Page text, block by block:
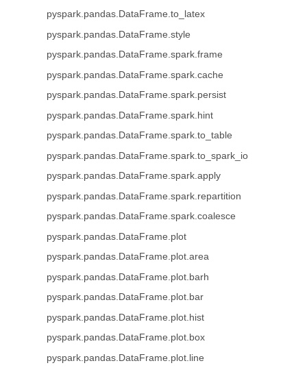
pyspark.pandas.DataFrame.to_latex
pyspark.pandas.DataFrame.style
pyspark.pandas.DataFrame.spark.frame
pyspark.pandas.DataFrame.spark.cache
pyspark.pandas.DataFrame.spark.persist
pyspark.pandas.DataFrame.spark.hint
pyspark.pandas.DataFrame.spark.to_table
pyspark.pandas.DataFrame.spark.to_spark_io
pyspark.pandas.DataFrame.spark.apply
pyspark.pandas.DataFrame.spark.repartition
pyspark.pandas.DataFrame.spark.coalesce
pyspark.pandas.DataFrame.plot
pyspark.pandas.DataFrame.plot.area
pyspark.pandas.DataFrame.plot.barh
pyspark.pandas.DataFrame.plot.bar
pyspark.pandas.DataFrame.plot.hist
pyspark.pandas.DataFrame.plot.box
pyspark.pandas.DataFrame.plot.line